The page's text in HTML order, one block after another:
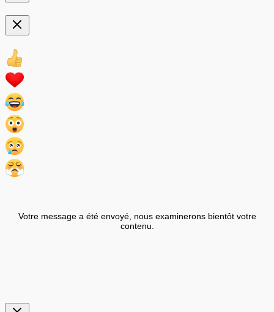
Votre message a été envoyé, nous examinerons bientôt votre
contenu.